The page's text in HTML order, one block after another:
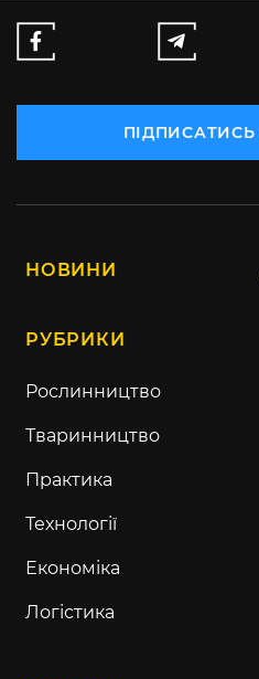
НОВИНИ
РУБРИКИ
Рослинництво
Тваринництво
Практика
Технології
Економіка
Логістика